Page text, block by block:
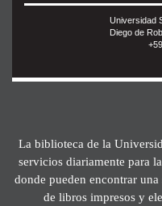
Universidad
Diego de
La biblioteca de la
servicios diariamente para
donde pueden encontrar
de libros impresos y